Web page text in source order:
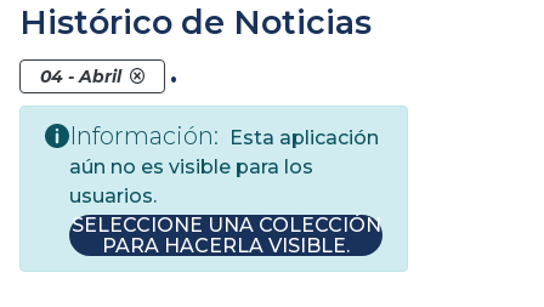
Histórico de Noticias
04 - Abril .
Información:
Esta aplicación
aún no es visible para los
usuarios.
SELECCIONE UNA COLECCIÓN
PARA HACERLA VISIBLE.